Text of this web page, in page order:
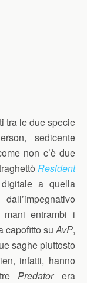
tra le due specie
sedicente
non c’è due
Resident
a quella
entrambi i
capofitto suAvP,
saghe piuttosto
infatti, hanno
Predatorera